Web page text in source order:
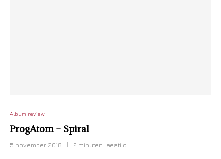
Album review
ProgAtom – Spiral
5 november 2018 2 minuten leestijd